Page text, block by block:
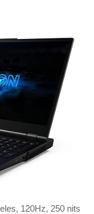
120Hz, 250 nits